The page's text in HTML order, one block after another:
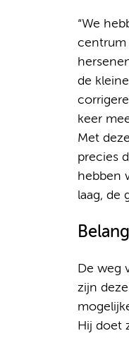
“We
centrum
de
keer
Met
precies
hebben
laag, de
De weg
zijn
Hij doet